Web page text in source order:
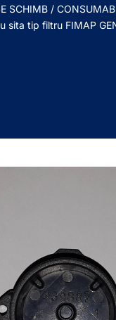
SCHIMB /
sita tip filtru FIMAP